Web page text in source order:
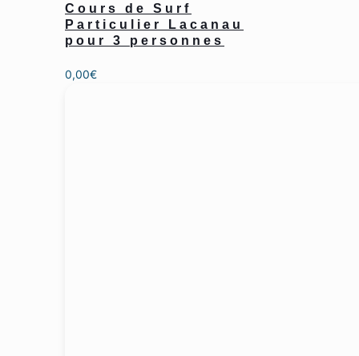
Cours de Surf
Particulier Lacanau
pour 3 personnes
0,00€